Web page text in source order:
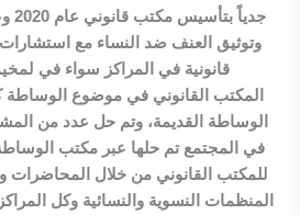
وتوثيق العنف ضد النساء مع
قانونية في المراكز سواء في
المكتب القانوني في موضوع
الوساطة القديمة، وتم حل عدد من
في المجتمع تم حلها عبر مكتب
للمكتب القانوني من خلال المحاضرات
المنظمات النسوية والنسائية وكل